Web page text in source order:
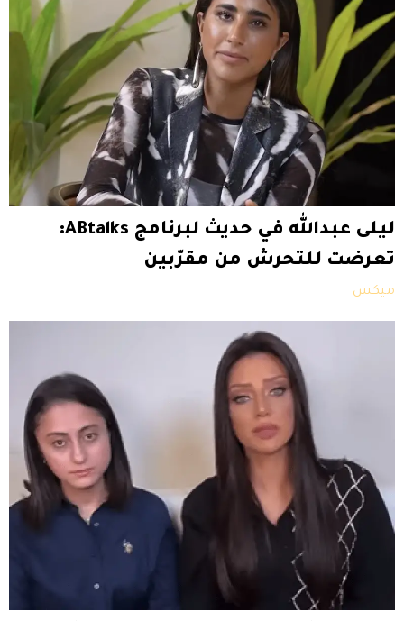
ليلى عبدالله في حديث لبرنامج ABtalks:
تعرضت للتحرش من مقرّبين
ميكس